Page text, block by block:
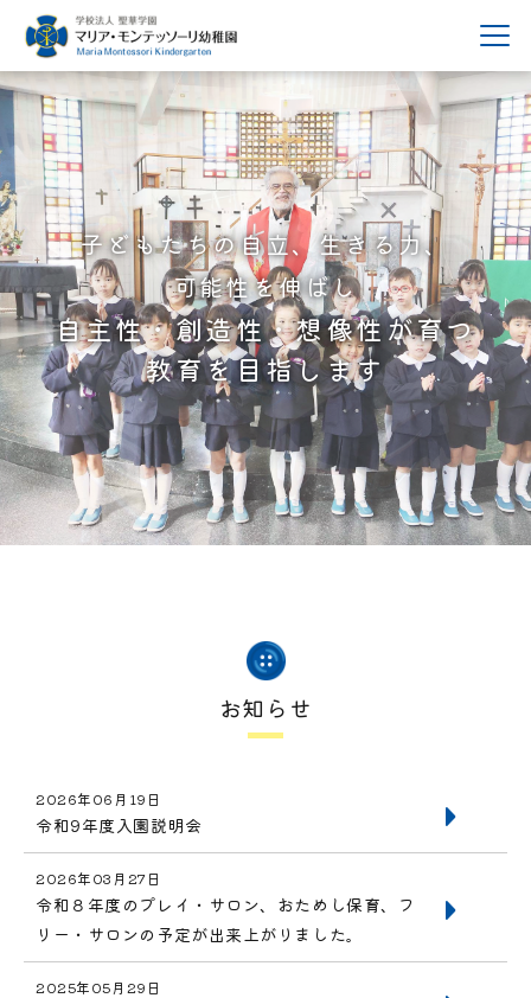
子どもたちの自立、生きる力、
可能性を伸ばし
自主性・創造性・想像性が育つ
教育を目指します
お知らせ
2026年06月19日
令和9年度入園説明会
2026年03月27日
令和８年度のプレイ・サロン、おためし保育、フ
リー・サロンの予定が出来上がりました。
2025年05月29日